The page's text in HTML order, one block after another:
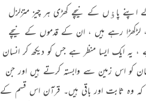
اپنے پاﺅں کے نیچے کھڑی ہر چیز متزلزل
لڑکھڑا رہے ہیں ، ان کے قدموں کے نیچے
ایک ایسا منظر ہے جس کو دیکھ کر انسان
کو اس زمین سے وابستہ کرتے ہیں اور جن
وہ ثابت اور باقی ہیں۔ قرآن اس قسم کے